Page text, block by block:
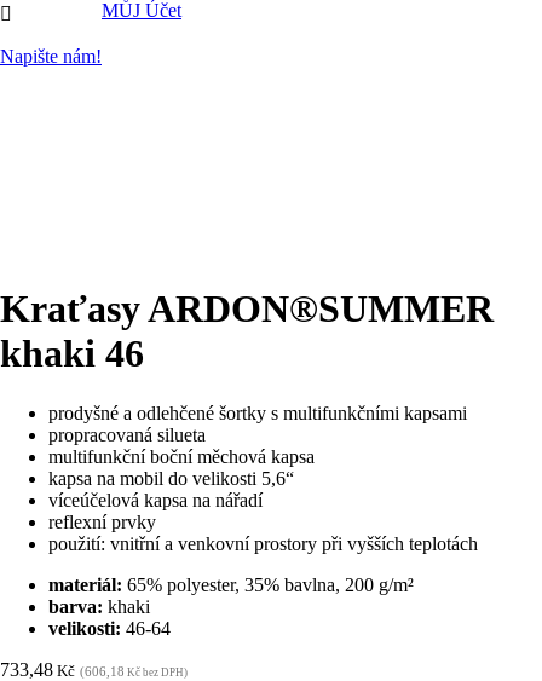

Napište nám!
MŮJ Účet
Kraťasy ARDON®SUMMER
khaki 46
prodyšné a odlehčené šortky s multifunkčními kapsami
propracovaná silueta
multifunkční boční měchová kapsa
kapsa na mobil do velikosti 5,6“
víceúčelová kapsa na nářadí
reflexní prvky
použití: vnitřní a venkovní prostory při vyšších teplotách
materiál: 65% polyester, 35% bavlna, 200 g/m²
barva: khaki
velikosti: 46-64
733,48 Kč (606,18 Kč bez DPH)